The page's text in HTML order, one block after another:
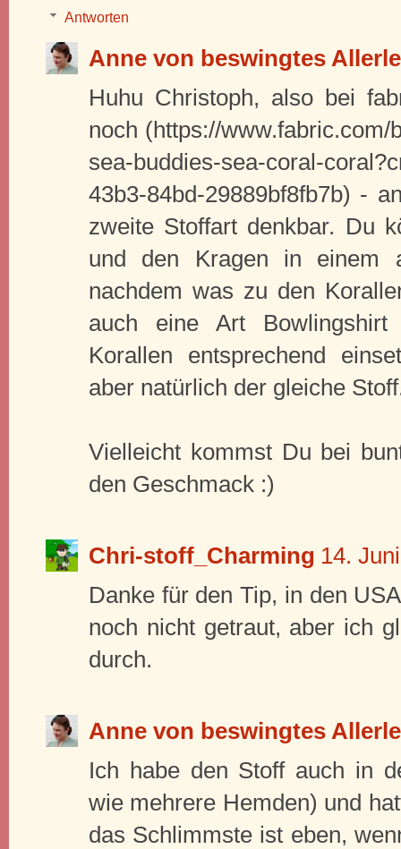
Antworten
Anne von beswingtes
Huhu Christoph, also bei
noch (https://
sea-buddies-sea-coral-
43b3-84bd-29889bf8fb7b) -
zweite Stoffart denkbar. Du
und den Kragen in einem
nachdem was zu den
auch eine Art
Korallen entsprechend
aber natürlich der gleiche
Vielleicht kommst Du bei
den Geschmack :)
Chri-stoff_Charming 14.
Danke für den Tip, in den
noch nicht getraut, aber ich
durch.
Anne von beswingtes
Ich habe den Stoff auch in
wie mehrere Hemden) und
das Schlimmste ist eben,